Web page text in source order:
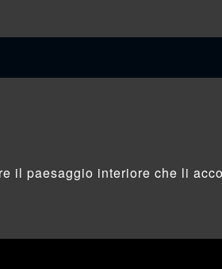
paesaggio interiore che li